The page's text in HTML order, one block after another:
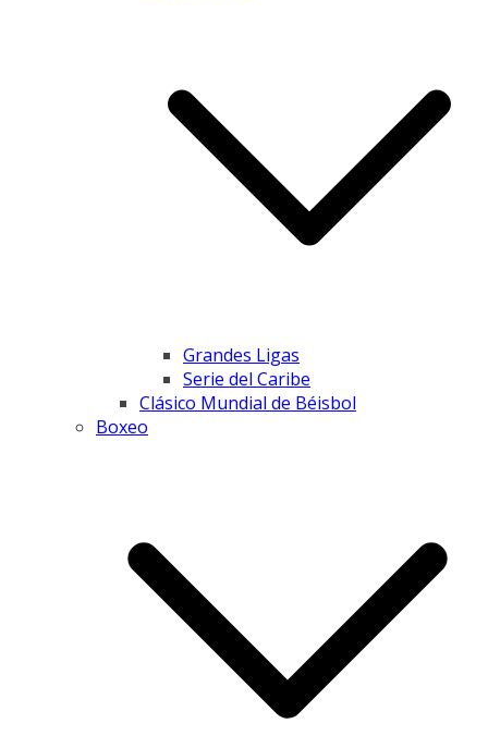
Grandes Ligas
Serie del Caribe
Clásico Mundial de Béisbol
Boxeo